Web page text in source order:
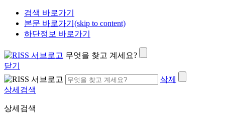
검색 바로가기
본문 바로가기(skip to content)
하단정보 바로가기
무엇을 찾고 계세요?
닫기
삭제
상세검색
상세검색